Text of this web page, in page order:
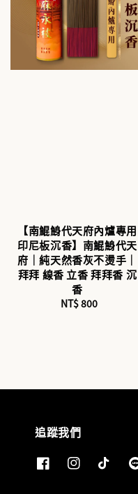
【南鯤鯓代天府內爐專用
印尼板沉香】南鯤鯓代天
府｜純天然香灰不燙手｜
拜拜 線香 立香 拜拜香 沉
香
Regular
NT$ 800
追蹤我們